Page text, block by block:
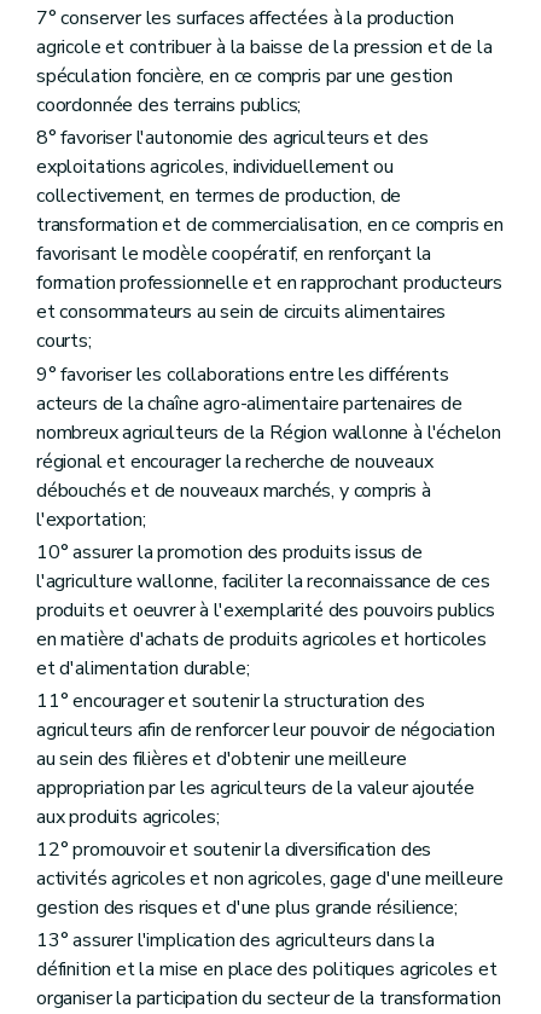
Art. D85
Art. D86
Art. D87
Chapitre V
Rapport annuel sur l'état de l'agriculture wallonne
Art. D88
Art. D89
Art. D90
Titre IV
L'agriculteur
Chapitre I er
La cotitularité
Art. D91
Art. D92
Art. D93
Art. D94
Chapitre II La formation professionnelle
Art. D95
Art. D96
Art. D97
Section 2 La formation
Art. D98
Art. D99
Art. D100
Art. D101
Art. D102
Art. D103
Art. D104
Section 3 Les centres de formation
Art. D105
Art. D106
Section 4
Les subventions des centres de formation
Art. D107
Art. D108
Section 5 Les associations d'hobbyistes
Art. D109
Art. D110
Section 6 "Dispositions diverses"
Art. D111
Art. D112
Art. D113
Art. D114
Chapitre III Services d'accompagnement de l'agriculteur
Section 1
Services de remplacement de l'agriculteur
Art. D115
7° conserver les surfaces affectées à la production
agricole et contribuer à la baisse de la pression et de la
spéculation foncière, en ce compris par une gestion
coordonnée des terrains publics;
8° favoriser l'autonomie des agriculteurs et des
exploitations agricoles, individuellement ou
collectivement, en termes de production, de
transformation et de commercialisation, en ce compris en
favorisant le modèle coopératif, en renforçant la
formation professionnelle et en rapprochant producteurs
et consommateurs au sein de circuits alimentaires
courts;
9° favoriser les collaborations entre les différents
acteurs de la chaîne agro-alimentaire partenaires de
nombreux agriculteurs de la Région wallonne à l'échelon
régional et encourager la recherche de nouveaux
débouchés et de nouveaux marchés, y compris à
l'exportation;
10° assurer la promotion des produits issus de
l'agriculture wallonne, faciliter la reconnaissance de ces
produits et oeuvrer à l'exemplarité des pouvoirs publics
en matière d'achats de produits agricoles et horticoles
et d'alimentation durable;
11° encourager et soutenir la structuration des
agriculteurs afin de renforcer leur pouvoir de négociation
au sein des filières et d'obtenir une meilleure
appropriation par les agriculteurs de la valeur ajoutée
aux produits agricoles;
12° promouvoir et soutenir la diversification des
activités agricoles et non agricoles, gage d'une meilleure
gestion des risques et d'une plus grande résilience;
13° assurer l'implication des agriculteurs dans la
définition et la mise en place des politiques agricoles et
organiser la participation du secteur de la transformation